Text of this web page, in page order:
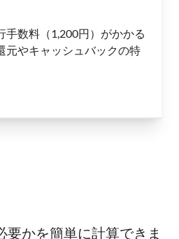
手数料（1,200円）がかかる
元やキャッシュバックの特
かを簡単に計算できま